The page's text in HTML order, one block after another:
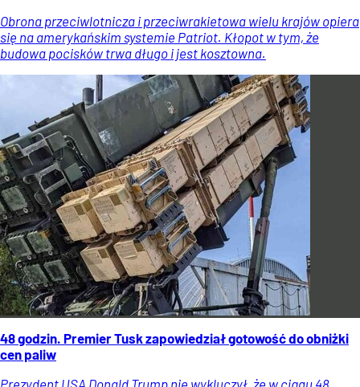
Obrona przeciwlotnicza i przeciwrakietowa wielu krajów opiera
się na amerykańskim systemie Patriot. Kłopot w tym, że
budowa pocisków trwa długo i jest kosztowna.
48 godzin. Premier Tusk zapowiedział gotowość do obniżki
cen paliw
Prezydent USA Donald Trump nie wykluczył, że w ciągu 48